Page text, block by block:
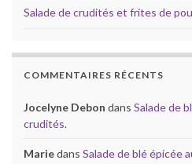
Salade de crudités et frites de
COMMENTAIRES RÉCENTS
Jocelyne Debon dans Salade de
crudités.
Mariedans Salade de blé épicée